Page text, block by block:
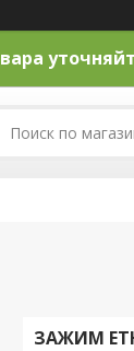
ЗАЖИМ